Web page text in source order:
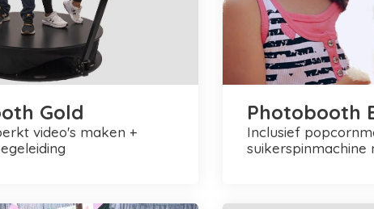
Gold Photobooth
inclusief popcornmachine en
suikerspinmachine